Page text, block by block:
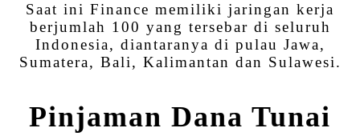
Saat ini Finance memiliki jaringan kerja
berjumlah 100 yang tersebar di seluruh
Indonesia, diantaranya di pulau Jawa,
Sumatera, Bali, Kalimantan dan Sulawesi.
Pinjaman Dana Tunai